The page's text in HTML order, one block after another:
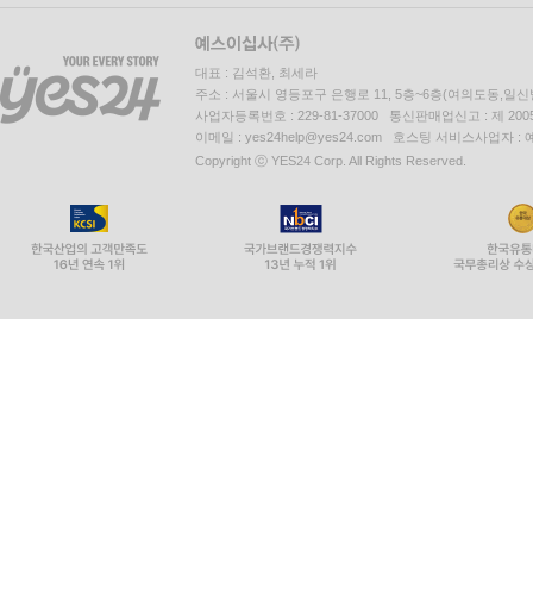
대표 : 김석환, 최세라
주소 : 서울시 영등포구 은행로 11, 5층~6층(여의도동,일신
사업자등록번호 : 229-81-37000 통신판매업신고 : 제
이메일 : yes24help@yes24.com 호스팅 서비스사업자 :
Copyright ⓒ YES24 Corp. All Rights Reserved.